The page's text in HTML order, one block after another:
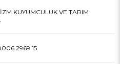
KUYUMCULUK VE TARIM
2969 15